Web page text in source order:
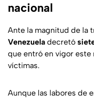
nacional
Ante la magnitud de la
Venezuela decretó
que entró en vigor este
víctimas.
Aunque las labores de